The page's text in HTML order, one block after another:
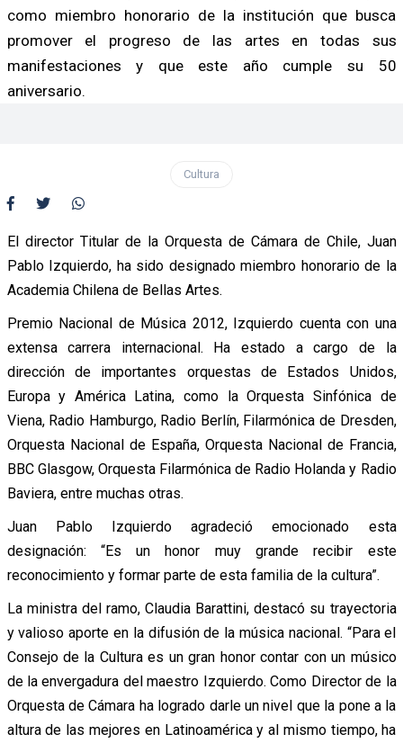
como miembro honorario de la institución que busca
promover el progreso de las artes en todas sus
manifestaciones y que este año cumple su 50
aniversario.
Cultura
El director Titular de la Orquesta de Cámara de Chile, Juan
Pablo Izquierdo, ha sido designado miembro honorario de la
Academia Chilena de Bellas Artes.
Premio Nacional de Música 2012, Izquierdo cuenta con una
extensa carrera internacional. Ha estado a cargo de la
dirección de importantes orquestas de Estados Unidos,
Europa y América Latina, como la Orquesta Sinfónica de
Viena, Radio Hamburgo, Radio Berlín, Filarmónica de Dresden,
Orquesta Nacional de España, Orquesta Nacional de Francia,
BBC Glasgow, Orquesta Filarmónica de Radio Holanda y Radio
Baviera, entre muchas otras.
Juan Pablo Izquierdo agradeció emocionado esta
designación: “Es un honor muy grande recibir este
reconocimiento y formar parte de esta familia de la cultura”.
La ministra del ramo, Claudia Barattini, destacó su trayectoria
y valioso aporte en la difusión de la música nacional. “Para el
Consejo de la Cultura es un gran honor contar con un músico
de la envergadura del maestro Izquierdo. Como Director de la
Orquesta de Cámara ha logrado darle un nivel que la pone a la
altura de las mejores en Latinoamérica y al mismo tiempo, ha